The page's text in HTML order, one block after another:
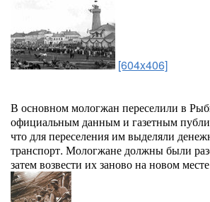
[604x406]
В основном мологжан переселили в
официальным данным и газетным
что для переселения им выделяли
транспорт. Мологжане должны были
затем возвести их заново на новом